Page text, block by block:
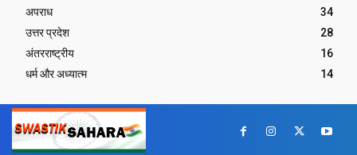
अपराध
34
उत्तर प्रदेश
28
अंतरराष्ट्रीय
16
धर्म और अध्यात्म
14